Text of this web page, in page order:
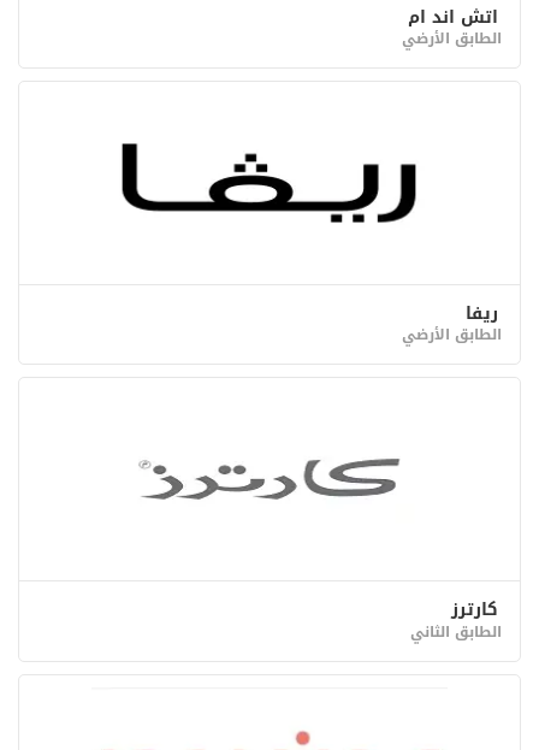
اتش اند ام
الطابق الأرضي
ريفا
الطابق الأرضي
كارترز
الطابق الثاني